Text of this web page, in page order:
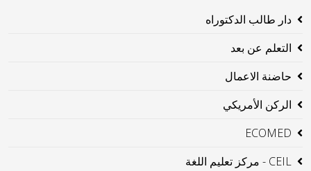
دار طالب الدكتوراه
التعلم عن بعد
حاضنة الاعمال
الركن الأمريكي
ECOMED
CEIL - مركز تعليم اللغة